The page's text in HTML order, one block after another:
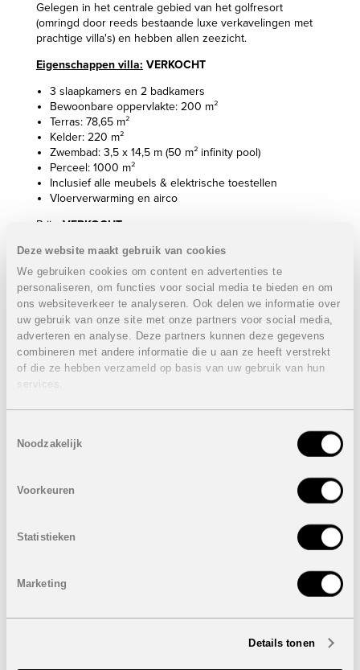
Deze website maakt gebruik van cookies
We gebruiken cookies om content en advertenties te
personaliseren, om functies voor social media te bieden en om
ons websiteverkeer te analyseren. Ook delen we informatie over
uw gebruik van onze site met onze partners voor social media,
adverteren en analyse. Deze partners kunnen deze gegevens
combineren met andere informatie die u aan ze heeft verstrekt
of die ze hebben verzameld op basis van uw gebruik van hun
services.
Noodzakelijk
Voorkeuren
Statistieken
Marketing
Details tonen
Gelegen in het centrale gebied van het golfresort
(omringd door reeds bestaande luxe verkavelingen met
prachtige villa's) en hebben allen zeezicht.
Eigenschappen villa: VERKOCHT
3 slaapkamers en 2 badkamers
Bewoonbare oppervlakte: 200 m²
Terras: 78,65 m²
Kelder: 220 m²
Zwembad: 3,5 x 14,5 m (50 m² infinity pool)
Perceel: 1000 m²
Inclusief alle meubels & elektrische toestellen
Vloerverwarming en airco
Prijs: VERKOCHT
Faciliteiten op het domein:
Afgesloten en beveiligd resort op 330 hectare.
18 holes golfbaan (Troon Golf)
Golf Academy PGA
Driving range-putting green.
Tennisbanen.
Paddle tennis.
Beach club met uitzicht over de Middellandse Zee met
infinity zwembad, ligbedden, restaurant en private
parking.